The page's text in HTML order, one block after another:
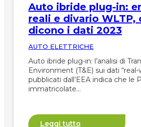
Auto ibride plug-in:
reali e divario WLTP,
dicono i dati 2023
AUTO ELETTRICHE
Auto ibride plug-in: l’analisi di
Environment (T&E) sui dati “real-
pubblicati dall’EEA indica che le
immatricolate…
Leggi tutto